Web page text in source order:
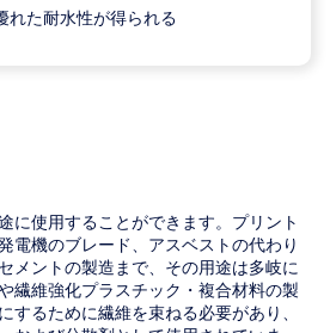
れた耐水性が得られる
に使用することができます。プリント
電機のブレード、アスベストの代わり
メントの製造まで、その用途は多岐に
繊維強化プラスチック・複合材料の製
するために繊維を束ねる必要があり、